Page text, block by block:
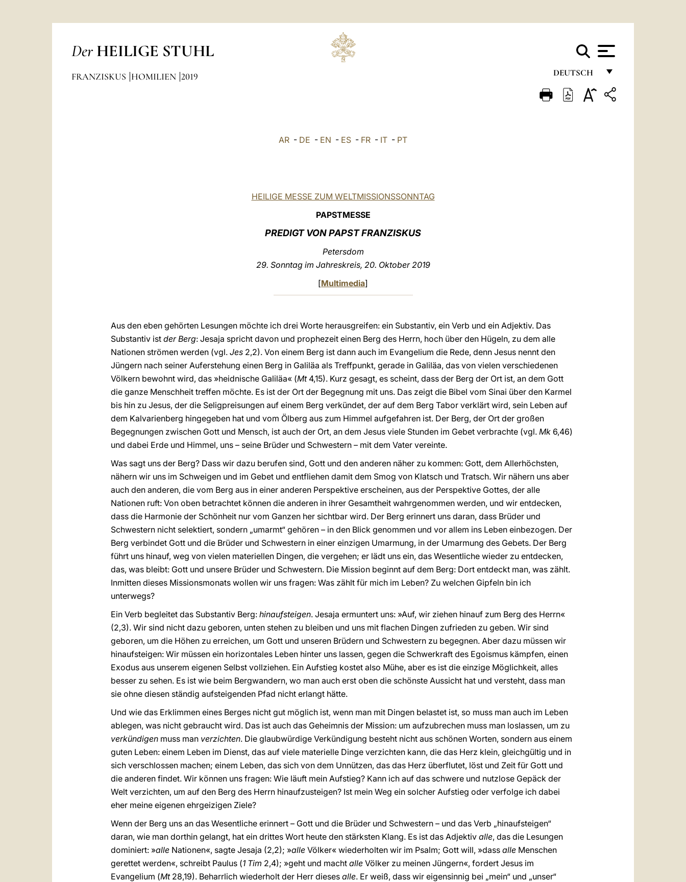
Der HEILIGE STUHL
DEUTSCH
FRANÇAIS
FRANZISKUS HOMILIEN 2019
AR - DE - EN - ES - FR - IT - PT
HEILIGE MESSE ZUM WELTMISSIONSSONNTAG
PAPSTMESSE
PREDIGT VON PAPST FRANZISKUS
Petersdom
29. Sonntag im Jahreskreis, 20. Oktober 2019
[Multimedia]
Aus den eben gehörten Lesungen möchte ich drei Worte herausgreifen: ein Substantiv, ein Verb und ein Adjektiv. Das
Substantiv ist der Berg: Jesaja spricht davon und prophezeit einen Berg des Herrn, hoch über den Hügeln, zu dem alle
Nationen strömen werden (vgl. Jes 2,2). Von einem Berg ist dann auch im Evangelium die Rede, denn Jesus nennt den
Jüngern nach seiner Auferstehung einen Berg in Galiläa als Treffpunkt, gerade in Galiläa, das von vielen verschiedenen
Völkern bewohnt wird, das »heidnische Galiläa« (Mt4,15). Kurz gesagt, es scheint, dass der Berg der Ort ist, an dem Gott
die ganze Menschheit treffen möchte. Es ist der Ort der Begegnung mit uns. Das zeigt die Bibel vom Sinai über den Karmel
bis hin zu Jesus, der die Seligpreisungen auf einem Berg verkündet, der auf dem Berg Tabor verklärt wird, sein Leben auf
dem Kalvarienberg hingegeben hat und vom Ölberg aus zum Himmel aufgefahren ist. Der Berg, der Ort der großen
Begegnungen zwischen Gott und Mensch, ist auch der Ort, an dem Jesus viele Stunden im Gebet verbrachte (vgl. Mk 6,46)
und dabei Erde und Himmel, uns – seine Brüder und Schwestern – mit dem Vater vereinte.
Was sagt uns der Berg? Dass wir dazu berufen sind, Gott und den anderen näher zu kommen: Gott, dem Allerhöchsten,
nähern wir uns im Schweigen und im Gebet und entfliehen damit dem Smog von Klatsch und Tratsch. Wir nähern uns aber
auch den anderen, die vom Berg aus in einer anderen Perspektive erscheinen, aus der Perspektive Gottes, der alle
Nationen ruft: Von oben betrachtet können die anderen in ihrer Gesamtheit wahrgenommen werden, und wir entdecken,
dass die Harmonie der Schönheit nur vom Ganzen her sichtbar wird. Der Berg erinnert uns daran, dass Brüder und
Schwestern nicht selektiert, sondern „umarmt“ gehören – in den Blick genommen und vor allem ins Leben einbezogen. Der
Berg verbindet Gott und die Brüder und Schwestern in einer einzigen Umarmung, in der Umarmung des Gebets. Der Berg
führt uns hinauf, weg von vielen materiellen Dingen, die vergehen; er lädt uns ein, das Wesentliche wieder zu entdecken,
das, was bleibt: Gott und unsere Brüder und Schwestern. Die Mission beginnt auf dem Berg: Dort entdeckt man, was zählt.
Inmitten dieses Missionsmonats wollen wir uns fragen: Was zählt für mich im Leben? Zu welchen Gipfeln bin ich
unterwegs?
Ein Verb begleitet das Substantiv Berg: hinaufsteigen. Jesaja ermuntert uns: »Auf, wir ziehen hinauf zum Berg des Herrn«
(2,3). Wir sind nicht dazu geboren, unten stehen zu bleiben und uns mit flachen Dingen zufrieden zu geben. Wir sind
geboren, um die Höhen zu erreichen, um Gott und unseren Brüdern und Schwestern zu begegnen. Aber dazu müssen wir
hinaufsteigen: Wir müssen ein horizontales Leben hinter uns lassen, gegen die Schwerkraft des Egoismus kämpfen, einen
Exodus aus unserem eigenen Selbst vollziehen. Ein Aufstieg kostet also Mühe, aber es ist die einzige Möglichkeit, alles
besser zu sehen. Es ist wie beim Bergwandern, wo man auch erst oben die schönste Aussicht hat und versteht, dass man
sie ohne diesen ständig aufsteigenden Pfad nicht erlangt hätte.
Und wie das Erklimmen eines Berges nicht gut möglich ist, wenn man mit Dingen belastet ist, so muss man auch im Leben
ablegen, was nicht gebraucht wird. Das ist auch das Geheimnis der Mission: um aufzubrechen muss man loslassen, um zu
verkündigen muss man verzichten. Die glaubwürdige Verkündigung besteht nicht aus schönen Worten, sondern aus einem
guten Leben: einem Leben im Dienst, das auf viele materielle Dinge verzichten kann, die das Herz klein, gleichgültig und in
sich verschlossen machen; einem Leben, das sich von dem Unnützen, das das Herz überflutet, löst und Zeit für Gott und
die anderen findet. Wir können uns fragen: Wie läuft mein Aufstieg? Kann ich auf das schwere und nutzlose Gepäck der
Welt verzichten, um auf den Berg des Herrn hinaufzusteigen? Ist mein Weg ein solcher Aufstieg oder verfolge ich dabei
eher meine eigenen ehrgeizigen Ziele?
Wenn der Berg uns an das Wesentliche erinnert – Gott und die Brüder und Schwestern – und das Verb „hinaufsteigen“
daran, wie man dorthin gelangt, hat ein drittes Wort heute den stärksten Klang. Es ist das Adjektiv alle, das die Lesungen
dominiert: »alle Nationen«, sagte Jesaja (2,2); »alle Völker« wiederholten wir im Psalm; Gott will, »dass alle Menschen
gerettet werden«, schreibt Paulus (1 Tim 2,4); »geht und macht alle Völker zu meinen Jüngern«, fordert Jesus im
Evangelium (Mt28,19). Beharrlich wiederholt der Herr dieses alle. Er weiß, dass wir eigensinnig bei „mein“ und „unser“